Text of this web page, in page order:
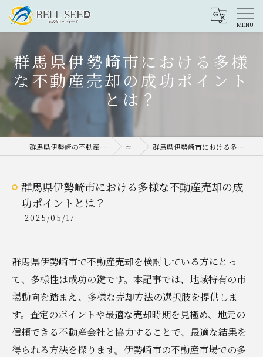
群馬県伊勢崎市における多様
な不動産売却の成功ポイント
とは？
群馬県伊勢崎の不動産売却なら株式会社ベルシード コラム 群馬県伊勢崎市における多様な不動産売却の成功ポイントとは？
群馬県伊勢崎市における多様な不動産売却の成
功ポイントとは？
2025/05/17
群馬県伊勢崎市で不動産売却を検討している方にとっ
て、多様性は成功の鍵です。本記事では、地域特有の市
場動向を踏まえ、多様な売却方法の選択肢を提供しま
す。査定のポイントや最適な売却時期を見極め、地元の
信頼できる不動産会社と協力することで、最適な結果を
得られる方法を探ります。伊勢崎市の不動産市場での多